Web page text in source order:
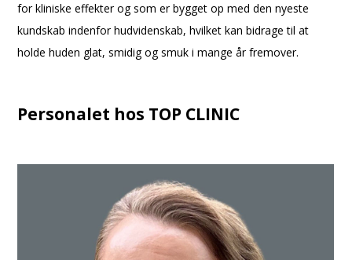
for kliniske effekter og som er bygget op med den nyeste
kundskab indenfor hudvidenskab, hvilket kan bidrage til at
holde huden glat, smidig og smuk i mange år fremover.
Personalet hos TOP CLINIC